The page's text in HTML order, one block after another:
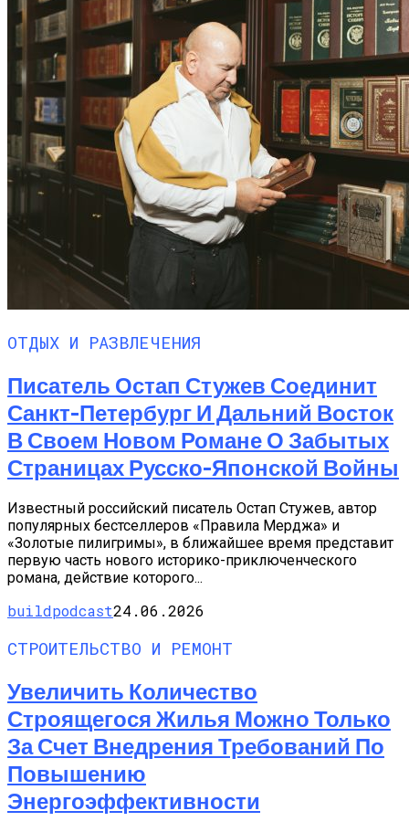
ОТДЫХ И РАЗВЛЕЧЕНИЯ
Писатель Остап Стужев Соединит
Санкт-Петербург И Дальний Восток
В Своем Новом Романе О Забытых
Страницах Русско-Японской Войны
Известный российский писатель Остап Стужев, автор
популярных бестселлеров «Правила Мерджа» и
«Золотые пилигримы», в ближайшее время представит
первую часть нового историко-приключенческого
романа, действие которого...
buildpodcast24.06.2026
СТРОИТЕЛЬСТВО И РЕМОНТ
Увеличить Количество
Строящегося Жилья Можно Только
За Счет Внедрения Требований По
Повышению
Энергоэффективности